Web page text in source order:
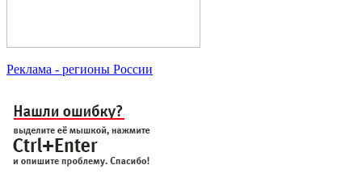
Реклама - регионы России